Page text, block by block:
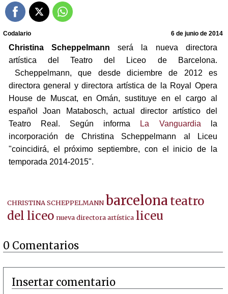
Codalario 6 de junio de 2014
Christina Scheppelmann será la nueva directora
artística del Teatro del Liceo de Barcelona.
Scheppelmann, que desde diciembre de 2012 es
directora general y directora artística de la Royal Opera
House de Muscat, en Omán, sustituye en el cargo al
español Joan Matabosch, actual director artístico del
Teatro Real. Según informa
La Vanguardia la
incorporación de Christina Scheppelmann al Liceu
"coincidirá, el próximo septiembre, con el inicio de la
temporada 2014-2015".
CHRISTINA SCHEPPELMANN barcelona teatro
del liceo nueva directora artística liceu
0 Comentarios
Insertar comentario